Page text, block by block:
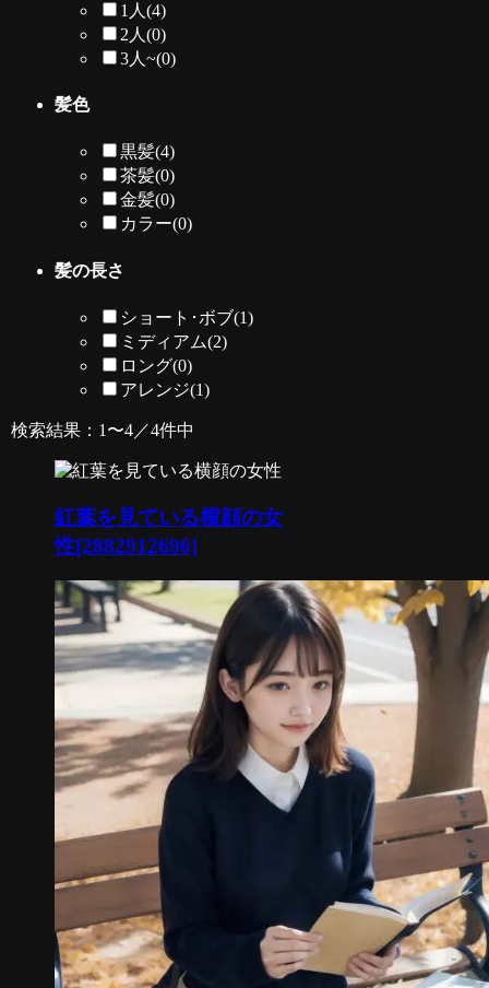
1人(4)
2人(0)
3人~(0)
髪色
黒髪(4)
茶髪(0)
金髪(0)
カラー(0)
髪の長さ
ショート･ボブ(1)
ミディアム(2)
ロング(0)
アレンジ(1)
検索結果：1〜4／4件中
紅葉を見ている横顔の女
性[2882912696]